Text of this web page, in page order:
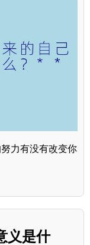
力有没有改变你
义是什